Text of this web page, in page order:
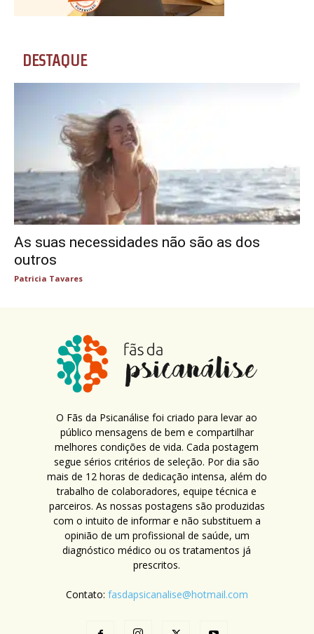
DESTAQUE
As suas necessidades não são as dos
outros
Patricia Tavares
O Fãs da Psicanálise foi criado para levar ao
público mensagens de bem e compartilhar
melhores condições de vida. Cada postagem
segue sérios critérios de seleção. Por dia são
mais de 12 horas de dedicação intensa, além do
trabalho de colaboradores, equipe técnica e
parceiros. As nossas postagens são produzidas
com o intuito de informar e não substituem a
opinião de um profissional de saúde, um
diagnóstico médico ou os tratamentos já
prescritos.
Contato: fasdapsicanalise@hotmail.com